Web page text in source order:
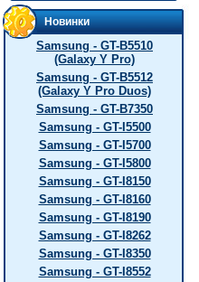
Новинки
Samsung - GT-B5510
(Galaxy Y Pro)
Samsung - GT-B5512
(Galaxy Y Pro Duos)
Samsung - GT-B7350
Samsung - GT-I5500
Samsung - GT-I5700
Samsung - GT-I5800
Samsung - GT-I8150
Samsung - GT-I8160
Samsung - GT-I8190
Samsung - GT-I8262
Samsung - GT-I8350
Samsung - GT-I8552